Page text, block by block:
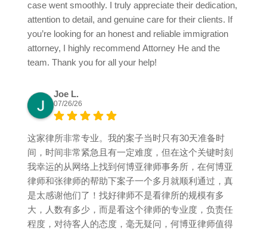
case went smoothly. I truly appreciate their dedication,
attention to detail, and genuine care for their clients. If
you’re looking for an honest and reliable immigration
attorney, I highly recommend Attorney He and the
team. Thank you for all your help!
Joe L.
07/26/26
这家律所非常专业。我的案子当时只有30天准备时
间，时间非常紧急且有一定难度，但在这个关键时刻
我幸运的从网络上找到何博亚律师事务所，在何博亚
律师和张律师的帮助下案子一个多月就顺利通过，真
是太感谢他们了！找好律师不是看律所的规模有多
大，人数有多少，而是看这个律师的专业度，负责任
程度，对待客人的态度，毫无疑问，何博亚律师值得